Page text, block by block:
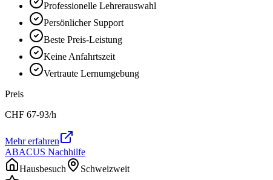
Professionelle Lehrerauswahl
Persönlicher Support
Beste Preis-Leistung
Keine Anfahrtszeit
Vertraute Lernumgebung
Preis
CHF 67-93/h
Mehr erfahren
ABACUS Nachhilfe
Hausbesuch
Schweizweit